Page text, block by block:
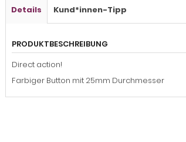
Details Kund*innen-Tipp
PRODUKTBESCHREIBUNG
Direct action!
Farbiger Button mit 25mm Durchmesser